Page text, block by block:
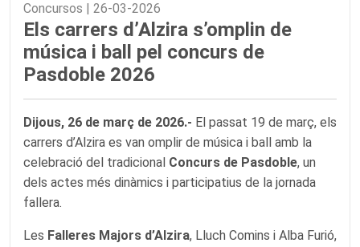
Concursos | 26-03-2026
Els carrers d’Alzira s’omplin de
música i ball pel concurs de
Pasdoble 2026
Dijous, 26 de març de 2026.- El passat 19 de març, els
carrers d’Alzira es van omplir de música i ball amb la
celebració del tradicional Concurs de Pasdoble, un
dels actes més dinàmics i participatius de la jornada
fallera.
Les Falleres Majors d’Alzira, Lluch Comins i Alba Furió,